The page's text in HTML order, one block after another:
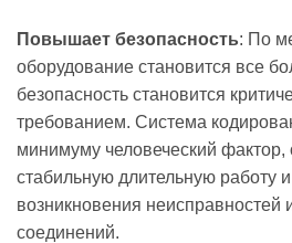
Повышает безопасность: По
оборудование становится все
безопасность становится
требованием. Система
минимуму человеческий фактор,
стабильную длительную работу
возникновения неисправностей
соединений.